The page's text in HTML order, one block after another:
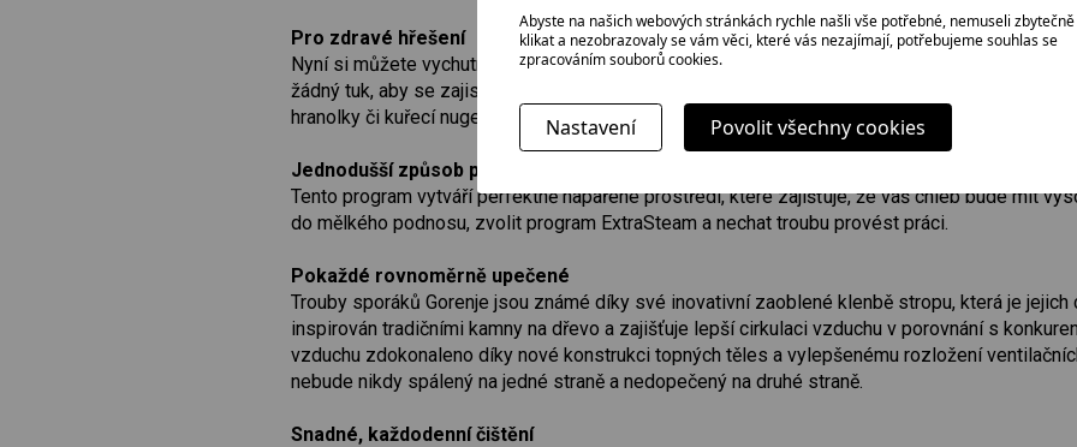
Pro zdravé hřešení
Nyní si můžete vychutnat lahodné, křupavé smažené jídlo bez kalorií navíc. Tato metoda
žádný tuk, aby se zajistila dokonale lahodná křupavá zlatá kůrka. Vhodné pro pečení malých
hranolky či kuřecí nugetky.
Jednodušší způsob pečení s párou
Tento program vytváří perfektně napařené prostředí, které zajišťuje, že váš chléb bude mít
do mělkého podnosu, zvolit program ExtraSteam a nechat troubu provést práci.
Pokaždé rovnoměrně upečené
Trouby sporáků Gorenje jsou známé díky své inovativní zaoblené klenbě stropu, která je
inspirován tradičními kamny na dřevo a zajišťuje lepší cirkulaci vzduchu v porovnání s
vzduchu zdokonaleno díky nové konstrukci topných těles a vylepšenému rozložení
nebude nikdy spálený na jedné straně a nedopečený na druhé straně.
Snadné, každodenní čištění
Abyste na našich webových stránkách rychle našli vše potřebné, nemuseli zbytečně
klikat a nezobrazovaly se vám věci, které vás nezajímají, potřebujeme souhlas se
zpracováním souborů cookies.
Nastavení Povolit všechny cookies